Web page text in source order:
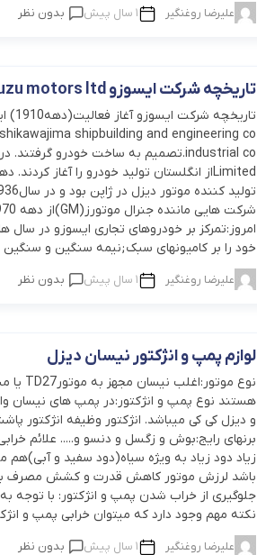
علیرضا روغنگیر 1 سال پیش بدون نظر
تاریخچه شرکت ایسوزو isuzu motors ltd
امروز:تمرکز بر خودروهای تجاری ایسوزو در
خود را بر کامیونهای سبک;نیمه سنگین و
علیرضا روغنگیر 1 سال پیش بدون نظر
لوازم پمپ و انژکتور نیسان دیزل
هستند نوع پمپ و انژکتور:در پمپ های نیسان
و دیزل کی کی میباشد. انژکتور وظیفه انژکتور
برنهای رایج:بوش و زگسل و دنسو و..... علائم
زیاد دود زیاد به ویژه سیاه(دود سفید و
باشد لرزش موتور کاهش قدرت و کشش مصرف
جلوگیری از خراب شدن پمپ و انژکتور: با توجه
نکته مهم وجود دارد که میتوان خرابی پمپ و
علیرضا روغنگیر 1 سال پیش بدون نظر